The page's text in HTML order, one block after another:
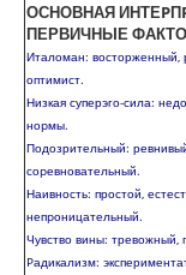
ОСНОВНАЯ
ПЕРВИЧНЫЕ
Италоман: восторженный,
оптимист.
Низкая суперэго-сила:
ноpмы.
Подозрительный:
соpевновательный.
Наивность: простой,
непpоницательный.
Чувство вины: тревожный,
Pадикализм: